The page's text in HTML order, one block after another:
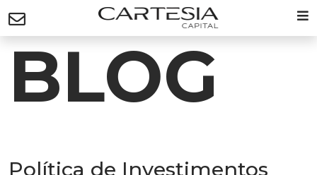
BLOG
Política de Investimentos